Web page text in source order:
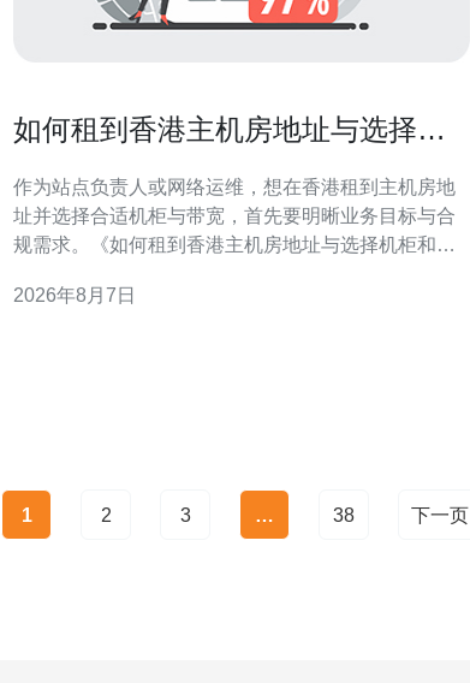
如何租到香港主机房地址与选择机
作为站点负责人或网络运维，想在香港租到主机房地
址并选择合适机柜与带宽，首先要明晰业务目标与合
规需求。《如何租到香港主机房地址与选择机柜和带
性能、成本与合规性，便于后续谈判与部署。 为什么
2026年8月7日
1 2 3 … 38 下一页